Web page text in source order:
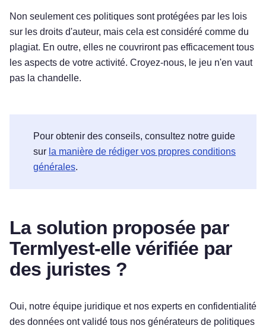
Non seulement ces politiques sont protégées par les lois
sur les droits d'auteur, mais cela est considéré comme du
plagiat. En outre, elles ne couvriront pas efficacement tous
les aspects de votre activité. Croyez-nous, le jeu n'en vaut
pas la chandelle.
Pour obtenir des conseils, consultez notre guide
sur la manière de rédiger vos propres conditions
générales.
La solution proposée par
Termlyest-elle vérifiée par
des juristes ?
Oui, notre équipe juridique et nos experts en confidentialité
des données ont validé tous nos générateurs de politiques